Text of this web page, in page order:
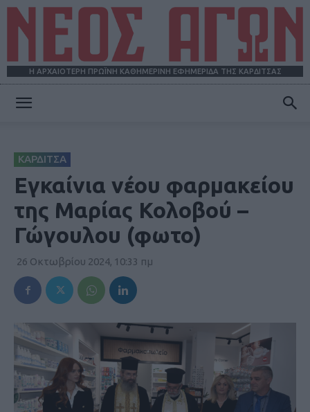
Η ΑΡΧΑΙΟΤΕΡΗ ΠΡΩΪΝΗ ΚΑΘΗΜΕΡΙΝΗ ΕΦΗΜΕΡΙΔΑ ΤΗΣ ΚΑΡΔΙΤΣΑΣ
ΚΑΡΔΙΤΣΑ
Εγκαίνια νέου φαρμακείου
της Μαρίας Κολοβού –
Γώγουλου (φωτο)
26 Οκτωβρίου 2024, 10:33 πμ